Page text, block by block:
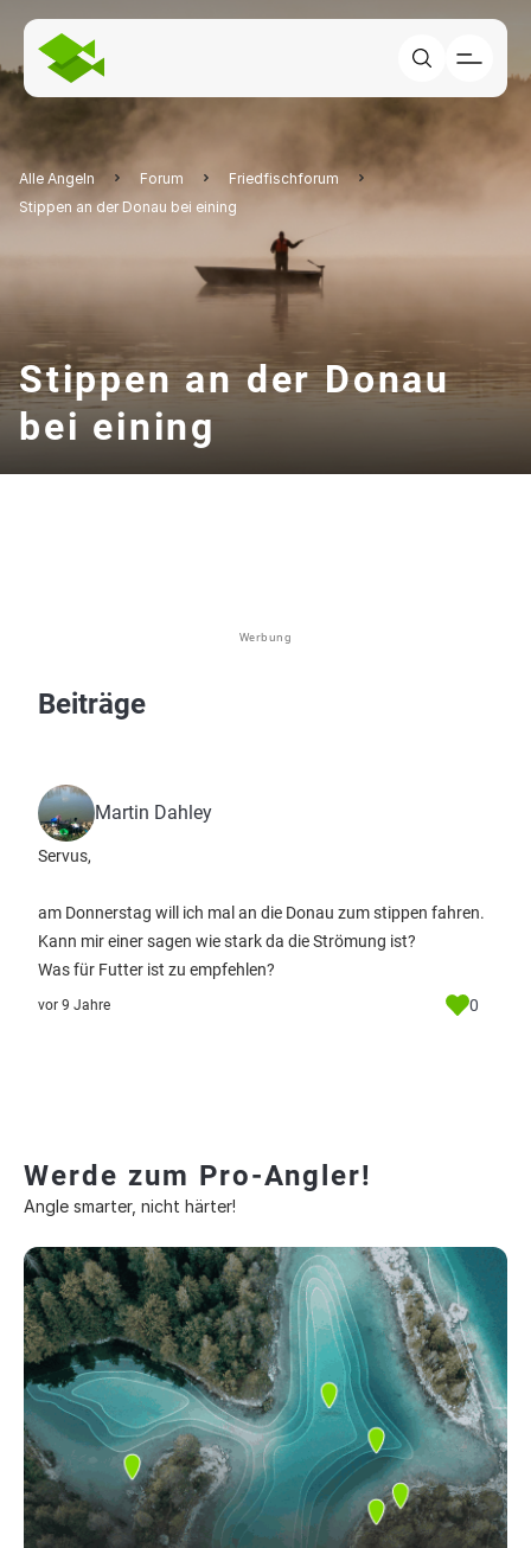
Alle Angeln Forum
Friedfischforum
Stippen an der Donau bei eining
Stippen an der Donau
bei eining
Werbung
Beiträge
Martin Dahley
Servus,
am Donnerstag will ich mal an die Donau zum stippen fahren.
Kann mir einer sagen wie stark da die Strömung ist?
Was für Futter ist zu empfehlen?
vor 9 Jahre 0
Werde zum Pro-Angler!
Angle smarter, nicht härter!